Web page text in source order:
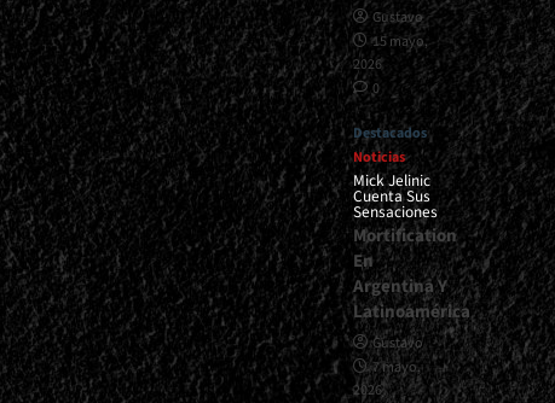
Gustavo
15 mayo,
2026
0
Destacados
Noticias
Mick Jelinic
Cuenta Sus
Sensaciones
Mortification
En
Argentina Y
Latinoamérica
Gustavo
7 mayo,
2026